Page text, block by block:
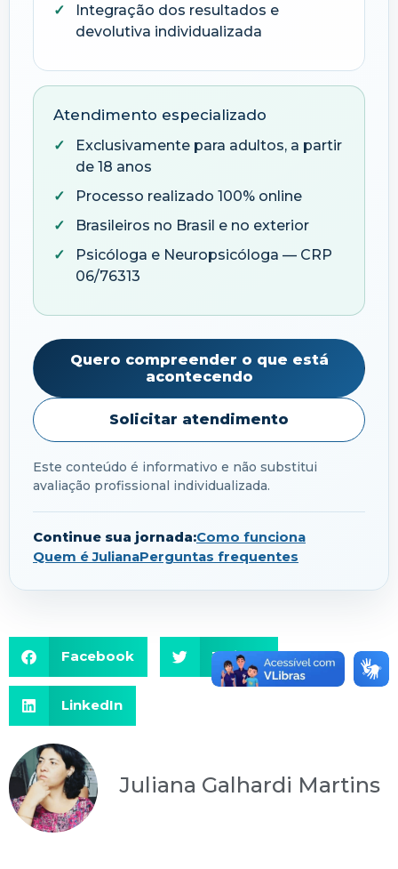
Integração dos resultados e
devolutiva individualizada
Atendimento especializado
Exclusivamente para adultos, a partir
de 18 anos
Processo realizado 100% online
Brasileiros no Brasil e no exterior
Psicóloga e Neuropsicóloga — CRP
06/76313
Quero compreender o que está
acontecendo
Solicitar atendimento
Este conteúdo é informativo e não substitui
avaliação profissional individualizada.
Continue sua jornada:Como funciona
Quem é JulianaPerguntas frequentes
Facebook Twitter
LinkedIn
Juliana Galhardi Martins